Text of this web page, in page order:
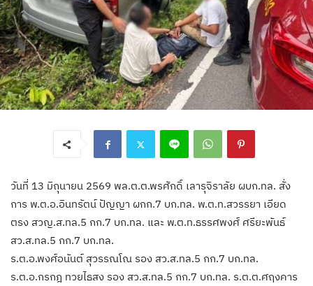
วันที่ 13 มิถุนายน 2569 พล.ต.ต.พรศักดิ์ เลารุจิราลัย ผบก.ทล. สั่ง
การ พ.ต.อ.อินทรัตน์ ปัญญา ผกก.7 บก.ทล. พ.ต.ท.สวรรยา เอียด
ตรง สวญ.ส.ทล.5 กก.7 บก.ทล. และ พ.ต.ท.ธรรศพงศ์ ศรียะพันธ์
สว.ส.ทล.5 กก.7 บก.ทล.
ร.ต.อ.พงศ์อนันต์ สุวรรณโณ รอง สว.ส.ทล.5 กก.7 บก.ทล.
ร.ต.อ.กรกฎ ทวยไธสง รอง สว.ส.ทล.5 กก.7 บก.ทล. ร.ต.ต.ศฤงคาร